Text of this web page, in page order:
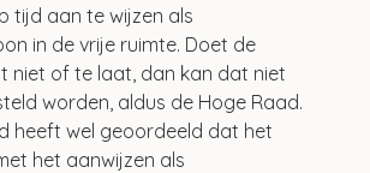
tijd aan te wijzen als
in de vrije ruimte. Doet de
niet of te laat, dan kan dat niet
worden, aldus de Hoge Raad.
heeft wel geoordeeld dat het
het aanwijzen als